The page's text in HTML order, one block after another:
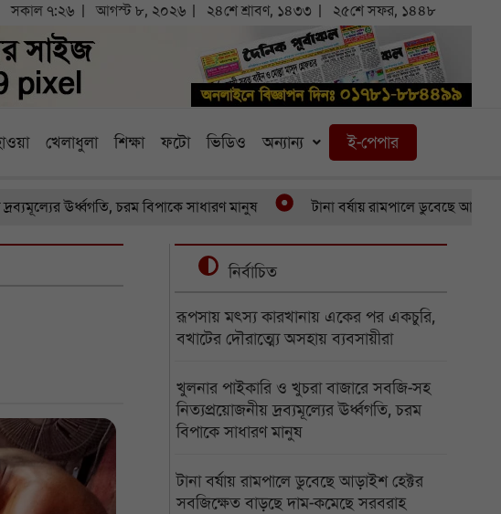
সকাল ৭:২৬ আগস্ট ৮, ২০২৬ ২৪শে শ্রাবণ, ১৪৩৩ ২৫শে সফর, ১৪৪৮
খেলাধুলা শিক্ষা ফটো ভিডিও অন্যান্য ই-পেপার
ঊর্ধ্বগতি, চরম বিপাকে সাধারণ মানুষ টানা বর্ষায় রামপালে ডুবেছে আড়াইশ
নির্বাচিত
রূপসায় মৎস্য কারখানায় একের পর একচুরি,
বখাটের দৌরাত্ম্যে অসহায় ব্যবসায়ীরা
খুলনার পাইকারি ও খুচরা বাজারে সবজি-সহ
নিত্যপ্রয়োজনীয় দ্রব্যমূল্যের ঊর্ধ্বগতি, চরম
বিপাকে সাধারণ মানুষ
টানা বর্ষায় রামপালে ডুবেছে আড়াইশ হেক্টর
সবজিক্ষেত বাড়ছে দাম-কমেছে সরবরাহ